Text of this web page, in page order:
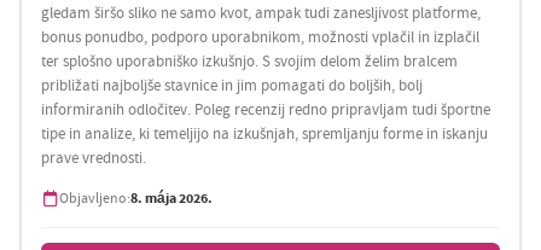
gledam širšo sliko ne samo kvot, ampak tudi zanesljivost platforme,
bonus ponudbo, podporo uporabnikom, možnosti vplačil in izplačil
ter splošno uporabniško izkušnjo. S svojim delom želim bralcem
približati najboljše stavnice in jim pomagati do boljših, bolj
informiranih odločitev. Poleg recenzij redno pripravljam tudi športne
tipe in analize, ki temeljijo na izkušnjah, spremljanju forme in iskanju
prave vrednosti.
Objavljeno:8. mája 2026.